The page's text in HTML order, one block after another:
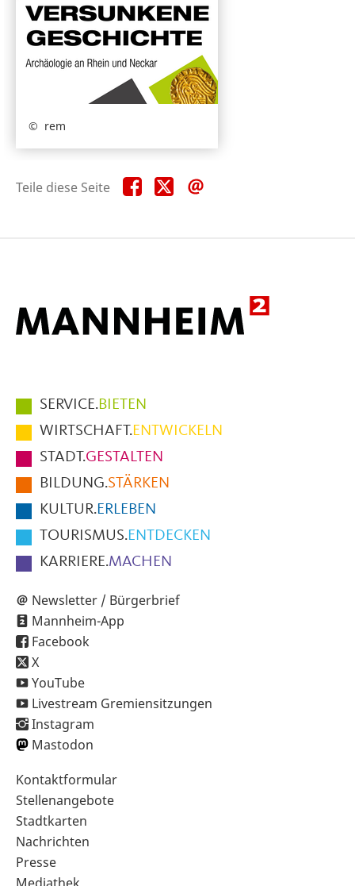
rem
Teile diese Seite Teile
diese
Teile
diese
Hauptmenüpunkte
im
Fußbereich
der
Seite
SERVICE.BIETEN
WIRTSCHAFT.ENTWICKELN
STADT.GESTALTEN
BILDUNG.STÄRKEN
KULTUR.ERLEBEN
TOURISMUS.ENTDECKEN
KARRIERE.MACHEN
Newsletter / Bürgerbrief
Mannheim-App
Facebook
X
YouTube
Livestream Gremiensitzungen
Instagram
Mastodon
Sekundärnavigation
im
Fußbereich
Kontaktformular
Stellenangebote
Stadtkarten
Nachrichten
Presse